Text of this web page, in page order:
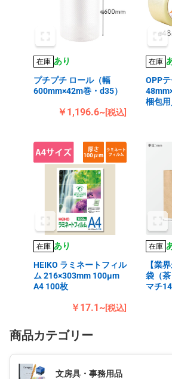
在庫 あり
プチプチ ロール（幅
600mm×42m巻・d35）
￥1,196.6~[税込]
在庫
OPP
梱包用
在庫 あり
HEIKO ラミネートフィル
ム 216×303mm 100μm
A4 100枚
￥17.1~[税込]
在庫
【業
袋（
マチ
商品カテゴリー
文房具・事務用品